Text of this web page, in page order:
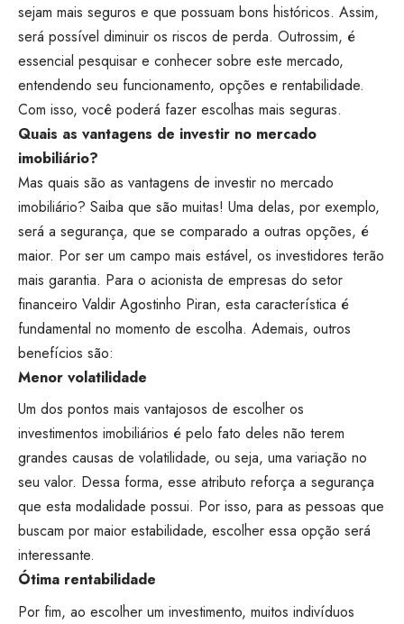
sejam mais seguros e que possuam bons históricos. Assim,
será possível diminuir os riscos de perda. Outrossim, é
essencial pesquisar e conhecer sobre este mercado,
entendendo seu funcionamento, opções e rentabilidade.
Com isso, você poderá fazer escolhas mais seguras.
Quais as vantagens de investir no mercado
imobiliário?
Mas quais são as vantagens de investir no mercado
imobiliário? Saiba que são muitas! Uma delas, por exemplo,
será a segurança, que se comparado a outras opções, é
maior. Por ser um campo mais estável, os investidores terão
mais garantia. Para o acionista de empresas do setor
financeiro Valdir Agostinho Piran, esta característica é
fundamental no momento de escolha. Ademais, outros
benefícios são:
Menor volatilidade
Um dos pontos mais vantajosos de escolher os
investimentos imobiliários é pelo fato deles não terem
grandes causas de volatilidade, ou seja, uma variação no
seu valor. Dessa forma, esse atributo reforça a segurança
que esta modalidade possui. Por isso, para as pessoas que
buscam por maior estabilidade, escolher essa opção será
interessante.
Ótima rentabilidade
Por fim, ao escolher um investimento, muitos indivíduos